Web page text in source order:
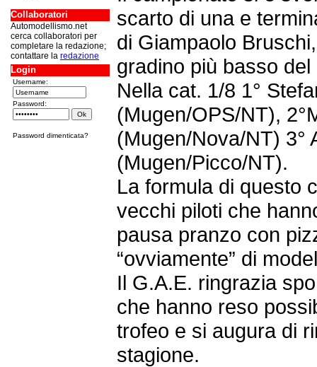
Collaboratori
Automodellismo.net
cerca collaboratori per
completare la redazione;
contattare la redazione
Login
Username:
Password:
Password dimenticata?
scarto di una e
di Giampaolo
gradino più basso
Nella cat. 1/8 1°
(Mugen/OPS/NT),
(Mugen/Nova/NT) 3°
(Mugen/Picco/NT).
La formula di questo
vecchi piloti che
pausa pranzo con
“ovviamente” di
Il G.A.E. ringrazia
che hanno reso
trofeo e si augura di
stagione.